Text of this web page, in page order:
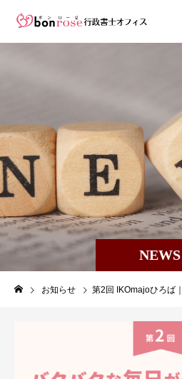
NEWS
お知らせ 第2回 IKOmajoひろば｜開催レ